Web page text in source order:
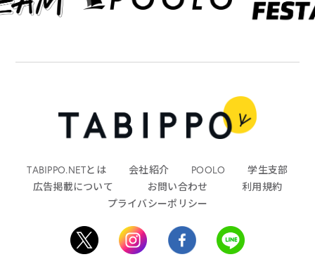
TABIPPO.NETとは 会社紹介 POOLO
学生支部
広告掲載について
お問い合わせ
利用規約
プライバシーポリシー